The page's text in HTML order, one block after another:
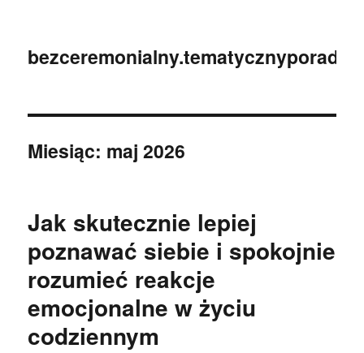
Miesiąc: maj 2026
Jak skutecznie lepiej
poznawać siebie i spokojnie
rozumieć reakcje
emocjonalne w życiu
codziennym